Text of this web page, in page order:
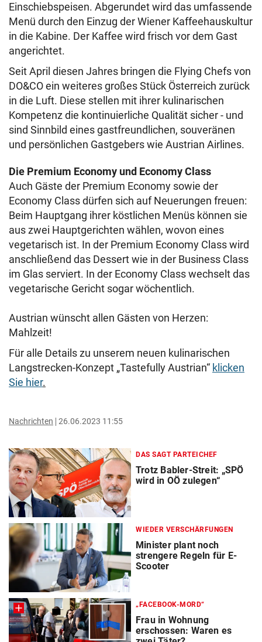
Einschiebspeisen. Abgerundet wird das umfassende
Menü durch den Einzug der Wiener Kaffeehauskultur
in die Kabine. Der Kaffee wird frisch vor dem Gast
angerichtet.
Seit April diesen Jahres bringen die Flying Chefs von
DO&CO ein weiteres großes Stück Österreich zurück
in die Luft. Diese stellen mit ihrer kulinarischen
Kompetenz die kontinuierliche Qualität sicher - und
sind Sinnbild eines gastfreundlichen, souveränen
und persönlichen Gastgebers wie Austrian Airlines.
Die Premium Economy und Economy Class
Auch Gäste der Premium Economy sowie der
Economy Class dürfen sich auf Neuerungen freuen:
Beim Hauptgang ihrer köstlichen Menüs können sie
aus zwei Hauptgerichten wählen, wovon eines
vegetarisch ist. In der Premium Economy Class wird
anschließend das Dessert wie in der Business Class
im Glas serviert. In der Economy Class wechselt das
vegetarische Gericht sogar wöchentlich.
Austrian wünscht allen Gästen von Herzen:
Mahlzeit!
Für alle Details zu unserem neuen kulinarischen
Langstrecken-Konzept „Tastefully Austrian“ klicken
Sie hier.
Nachrichten 26.06.2023 11:55
DAS SAGT PARTEICHEF
Trotz Babler-Streit: „SPÖ
wird in OÖ zulegen“
WIEDER VERSCHÄRFUNGEN
Minister plant noch
strengere Regeln für E-
Scooter
„FACEBOOK-MORD“
Frau in Wohnung
erschossen: Waren es